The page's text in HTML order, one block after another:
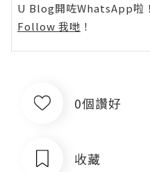
U Blog開咗WhatsApp啦
Follow 我哋 ！
0個讚好
收藏